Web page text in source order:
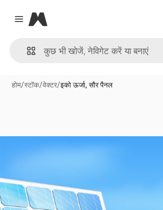
Close menu
Magnific
होम/स्टॉक/वेक्टर/इको ऊर्जा, सौर पैनल